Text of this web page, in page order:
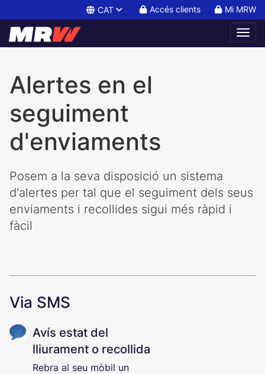
CAT Accés clients Mi MRW
Alertes en el
seguiment
d'enviaments
Posem a la seva disposició un sistema
d'alertes per tal que el seguiment dels seus
enviaments i recollides sigui més ràpid i
fàcil
Via SMS
Información SMS
Avís estat del
lliurament o recollida
Rebra al seu mòbil un